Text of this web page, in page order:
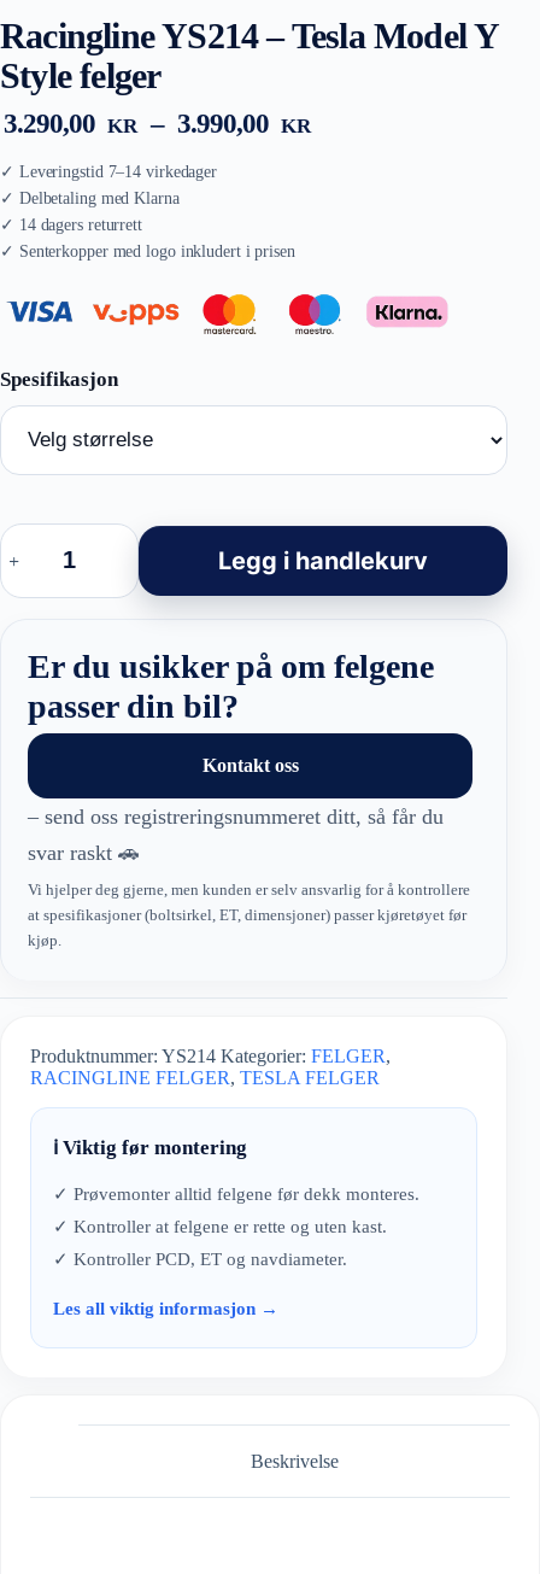
Racingline YS214 – Tesla Model Y
Style felger
3.290,00 KR – 3.990,00 KR
Racingline
Tesla
Style
felger
Legg i handlekurv
Er du usikker på om felgene
passer din bil?
Kontakt oss
– send oss registreringsnummeret ditt, så får du
svar raskt 🚗
Vi hjelper deg gjerne, men kunden er selv ansvarlig for å kontrollere
at spesifikasjoner (boltsirkel, ET, dimensjoner) passer kjøretøyet før
kjøp.
Produktnummer: YS214 Kategorier: FELGER,
RACINGLINE FELGER, TESLA FELGER
ℹ️ Viktig før montering
✓ Prøvemonter alltid felgene før dekk monteres.
✓ Kontroller at felgene er rette og uten kast.
✓ Kontroller PCD, ET og navdiameter.
Les all viktig informasjon →
Beskrivelse